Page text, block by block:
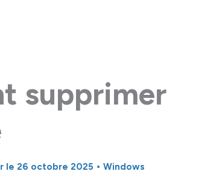
supprimer
le 26 octobre 2025 • Windows